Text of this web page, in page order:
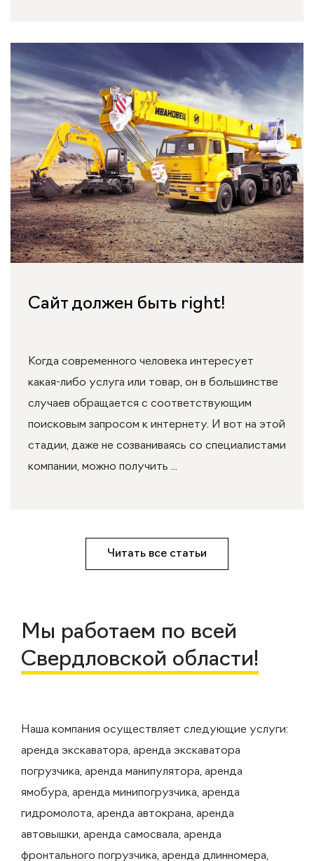
Сайт должен быть right!
Когда современного человека интересует
какая-либо услуга или товар, он в большинстве
случаев обращается с соответствующим
поисковым запросом к интернету. И вот на этой
стадии, даже не созваниваясь со специалистами
компании, можно получить ...
Читать все статьи
Мы работаем по всей
Свердловской области!
Наша компания осуществляет следующие услуги:
аренда экскаватора, аренда экскаватора
погрузчика, аренда манипулятора, аренда
ямобура, аренда минипогрузчика, аренда
гидромолота, аренда автокрана, аренда
автовышки, аренда самосвала, аренда
фронтального погрузчика, аренда длинномера,